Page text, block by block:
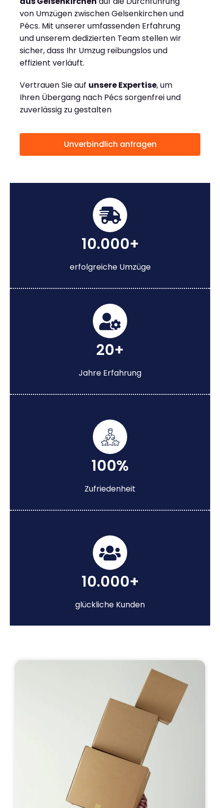
von Umzügen zwischen Gelsenkirchen und
Pécs. Mit unserer umfassenden Erfahrung
und unserem dedizierten Team stellen wir
sicher, dass Ihr Umzug reibungslos und
effizient verläuft.
Vertrauen Sie auf unsere Expertise, um
Ihren Übergang nach Pécs sorgenfrei und
zuverlässig zu gestalten
Unverbindlich anfragen
10.000+
erfolgreiche Umzüge
20+
Jahre Erfahrung
100%
Zufriedenheit
10.000+
glückliche Kunden